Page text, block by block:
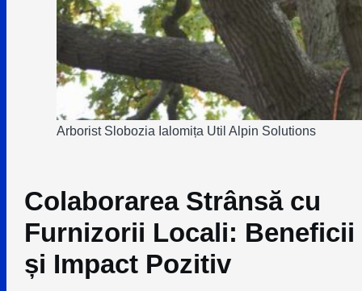
Arborist Slobozia Ialomița Util Alpin Solutions
Colaborarea Strânsă cu
Furnizorii Locali: Beneficii
și Impact Pozitiv